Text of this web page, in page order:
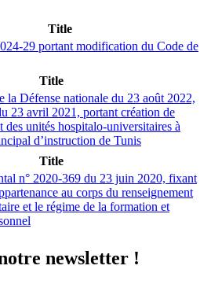
Title
29 portant modification du Code de
Title
la Défense nationale du 23 août 2022,
23 avril 2021, portant création de
des unités hospitalo-universitaires à
d’instruction de Tunis
Title
n° 2020-369 du 23 juin 2020, fixant
au corps du renseignement
et le régime de la formation et
newsletter !